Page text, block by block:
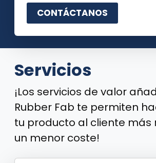
h
p
e
r
o
n
l
i
z
a
d
o
CONTÁCTANOS
Servicios
¡Los servicios de valor
Rubber Fab te permiten
tu producto al cliente más
un menor coste!